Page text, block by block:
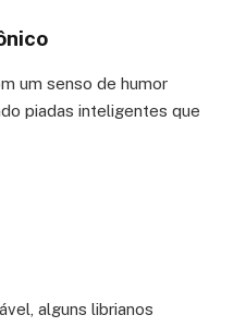
um senso de humor
piadas inteligentes que
alguns librianos